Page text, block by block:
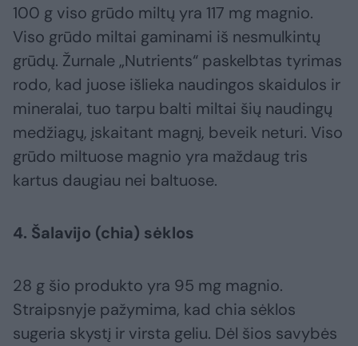
100 g viso grūdo miltų yra 117 mg magnio.
Viso grūdo miltai gaminami iš nesmulkintų
grūdų. Žurnale „Nutrients“ paskelbtas tyrimas
rodo, kad juose išlieka naudingos skaidulos ir
mineralai, tuo tarpu balti miltai šių naudingų
medžiagų, įskaitant magnį, beveik neturi. Viso
grūdo miltuose magnio yra maždaug tris
kartus daugiau nei baltuose.
4. Šalavijo (chia) sėklos
28 g šio produkto yra 95 mg magnio.
Straipsnyje pažymima, kad chia sėklos
sugeria skystį ir virsta geliu. Dėl šios savybės